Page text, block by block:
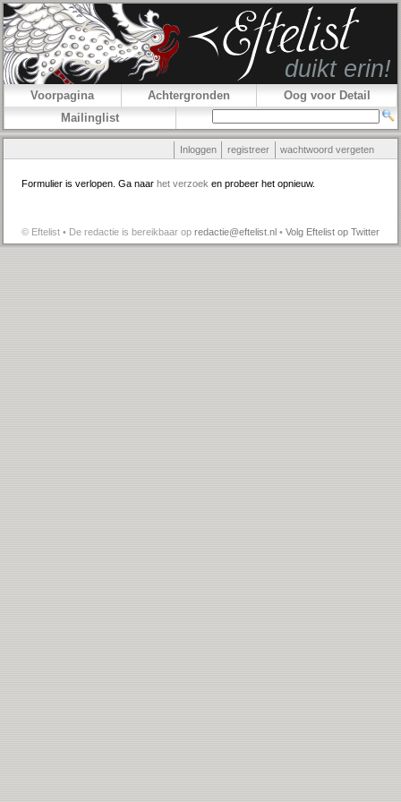
Voorpagina Achtergronden
Oog voor Detail
Mailinglist
Inloggen registreer wachtwoord vergeten
Formulier is verlopen. Ga naar het verzoek en probeer het opnieuw.
© Eftelist • De redactie is bereikbaar op redactie@eftelist.nl • Volg Eftelist op Twitter